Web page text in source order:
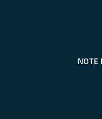
NOTE